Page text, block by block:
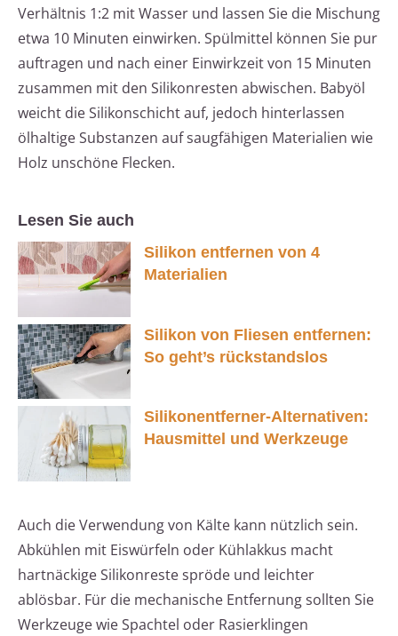
Verhältnis 1:2 mit Wasser und lassen Sie die Mischung
etwa 10 Minuten einwirken. Spülmittel können Sie pur
auftragen und nach einer Einwirkzeit von 15 Minuten
zusammen mit den Silikonresten abwischen. Babyöl
weicht die Silikonschicht auf, jedoch hinterlassen
ölhaltige Substanzen auf saugfähigen Materialien wie
Holz unschöne Flecken.
Lesen Sie auch
Silikon entfernen von 4
Materialien
Silikon von Fliesen entfernen:
So geht’s rückstandslos
Silikonentferner-Alternativen:
Hausmittel und Werkzeuge
Auch die Verwendung von Kälte kann nützlich sein.
Abkühlen mit Eiswürfeln oder Kühlakkus macht
hartnäckige Silikonreste spröde und leichter
ablösbar. Für die mechanische Entfernung sollten Sie
Werkzeuge wie Spachtel oder Rasierklingen